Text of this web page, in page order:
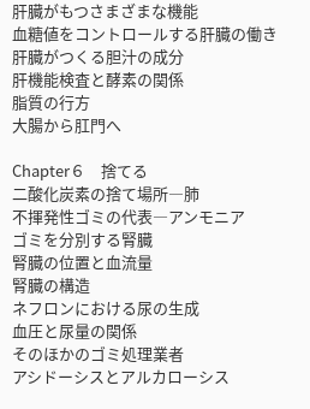
肝臓がもつさまざまな機能
血糖値をコントロールする肝臓の働き
肝臓がつくる胆汁の成分
肝機能検査と酵素の関係
脂質の行方
大腸から肛門へ
Chapter６ 捨てる
二酸化炭素の捨て場所—肺
不揮発性ゴミの代表—アンモニア
ゴミを分別する腎臓
腎臓の位置と血流量
腎臓の構造
ネフロンにおける尿の生成
血圧と尿量の関係
そのほかのゴミ処理業者
アシドーシスとアルカローシス